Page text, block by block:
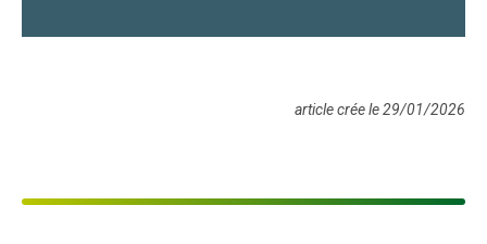
article crée le 29/01/2026